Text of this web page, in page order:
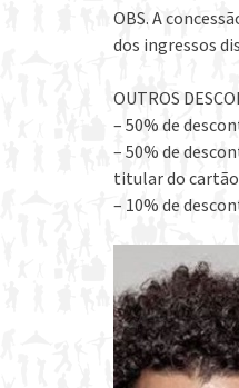
OBS. A
dos ingressos
OUTROS
– 50% de
– 50% de
titular do
– 10% de